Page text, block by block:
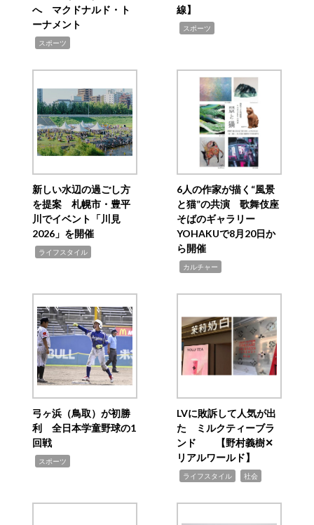
へ マクドナルド・ト
ーナメント
スポーツ
線】
スポーツ
新しい水辺の過ごし方
を提案 札幌市・豊平
川でイベント「川見
2026」を開催
ライフスタイル
6人の作家が描く“風景
と猫”の共演 歌舞伎座
そばのギャラリー
YOHAKUで8月20日か
ら開催
カルチャー
弓ヶ浜（鳥取）が初勝
利 全日本学童野球の1
回戦
スポーツ
LVに敗訴して人気が出
た ミルクティーブラ
ンド 【野村義樹✕
リアルワールド】
ライフスタイル 社会